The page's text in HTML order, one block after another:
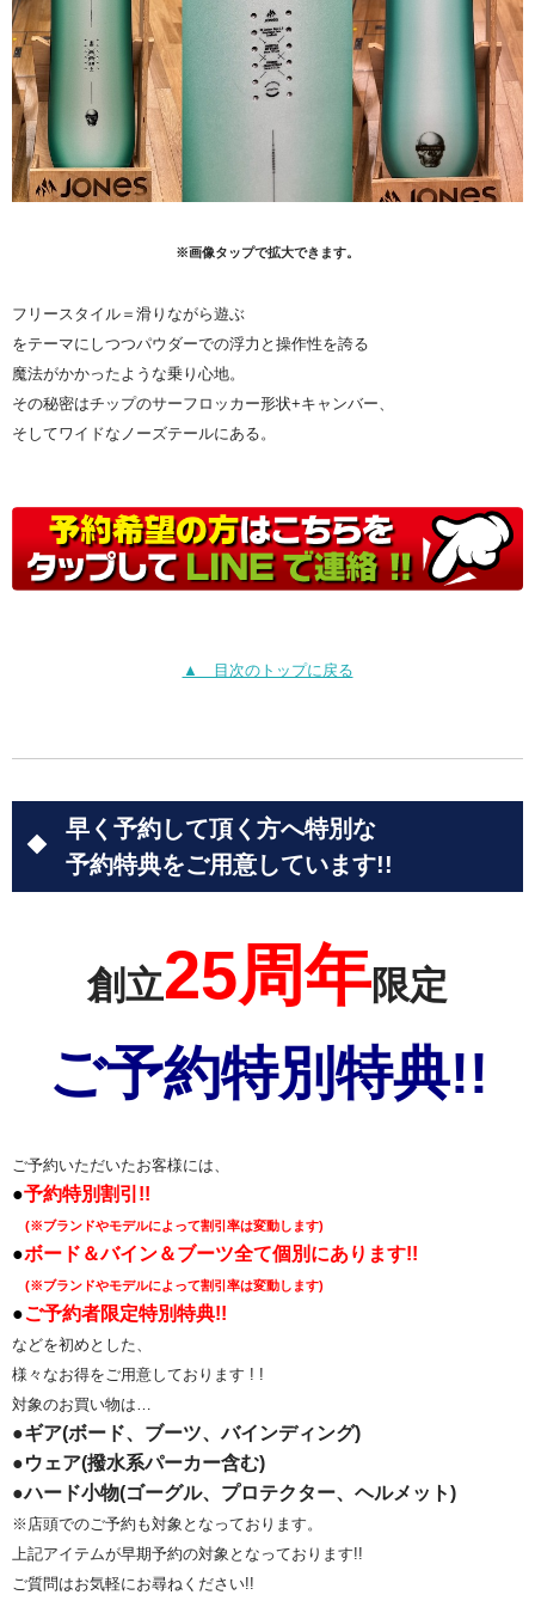
※画像タップで拡大できます。
フリースタイル＝滑りながら遊ぶ
をテーマにしつつパウダーでの浮力と操作性を誇る
魔法がかかったような乗り心地。
その秘密はチップのサーフロッカー形状+キャンバー、
そしてワイドなノーズテールにある。
▲ 目次のトップに戻る
早く予約して頂く方へ特別な
予約特典をご用意しています!!
創立25周年限定
ご予約特別特典!!
ご予約いただいたお客様には、
●予約特別割引!!
(※ブランドやモデルによって割引率は変動します)
●ボード＆バイン＆ブーツ全て個別にあります!!
(※ブランドやモデルによって割引率は変動します)
●ご予約者限定特別特典!!
などを初めとした、
様々なお得をご用意しております ! !
対象のお買い物は…
●ギア(ボード、ブーツ、バインディング)
●ウェア(撥水系パーカー含む)
●ハード小物(ゴーグル、プロテクター、ヘルメット)
※店頭でのご予約も対象となっております。
上記アイテムが早期予約の対象となっております!!
ご質問はお気軽にお尋ねください!!